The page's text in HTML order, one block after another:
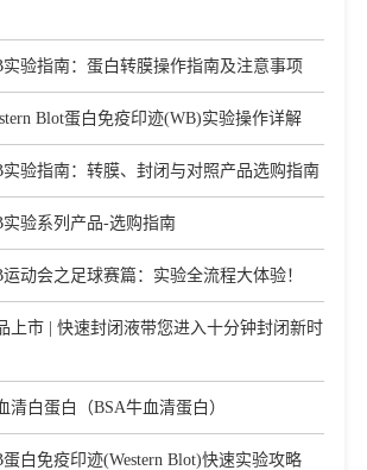
实验指南：蛋白转膜操作指南及注意事项
Blot蛋白免疫印迹(WB)实验操作详解
实验指南：转膜、封闭与对照产品选购指南
实验系列产品-选购指南
运动会之足球赛篇：实验全流程大体验！
上市 | 快速封闭液带您进入十分钟封闭新时
清白蛋白（BSA牛血清蛋白）
蛋白免疫印迹(Western Blot)快速实验攻略